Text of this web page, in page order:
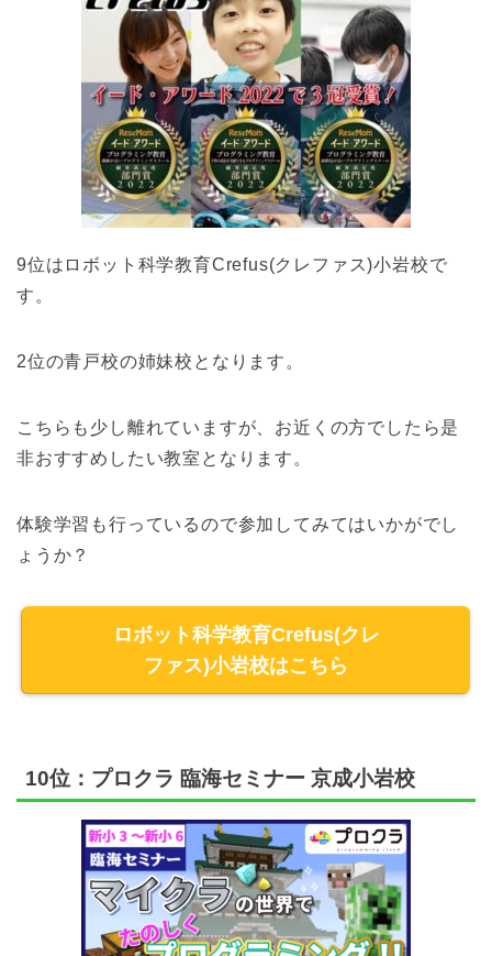
9位はロボット科学教育Crefus(クレファス)小岩校で
す。
2位の青戸校の姉妹校となります。
こちらも少し離れていますが、お近くの方でしたら是
非おすすめしたい教室となります。
体験学習も行っているので参加してみてはいかがでし
ょうか？
ロボット科学教育Crefus(クレ
ファス)小岩校はこちら
10位：プロクラ 臨海セミナー 京成小岩校